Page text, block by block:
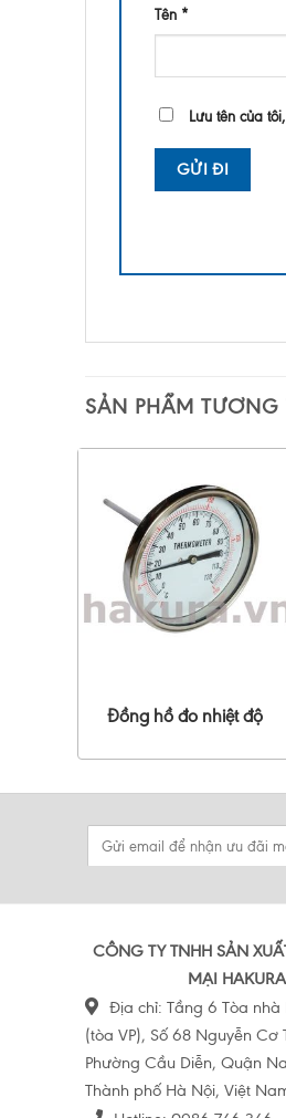
Tên *
Lưu tên của
SẢN PHẨM TƯƠNG
Đồng hồ đo nhiệt độ
CÔNG TY TNHH SẢN
MẠI HAKURA
Địa chỉ: Tầng 6 Tòa
(tòa VP), Số 68 Nguyễn Cơ
Phường Cầu Diễn, Quận
Thành phố Hà Nội, Việt